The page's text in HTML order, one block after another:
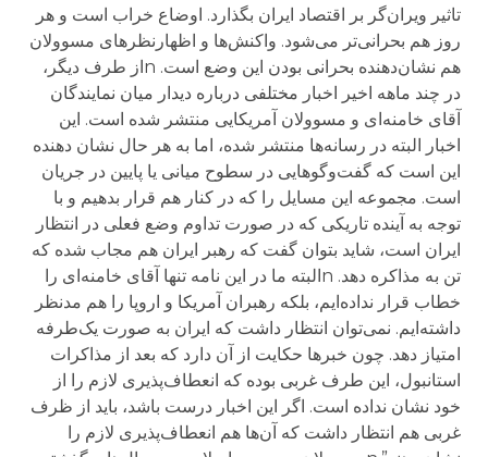
تاثیر ویران‌گر بر اقتصاد ایران بگذارد. اوضاع خراب است و هر
روز هم بحرانی‌تر می‌شود. واکنش‌ها و اظهارنظرهای مسوولان
هم نشان‌دهنده بحرانی بودن این وضع است. nاز طرف دیگر،
در چند ماهه اخیر اخبار مختلفی درباره دیدار میان نمایندگان
آقای خامنه‌ای و مسوولان آمریکایی منتشر شده است. این
اخبار البته در رسانه‌ها منتشر شده، اما به هر حال نشان دهنده
این است که گفت‌وگوهایی در سطوح میانی یا پایین در جریان
است. مجموعه این مسایل را که در کنار هم قرار بدهیم و با
توجه به آینده تاریکی که در صورت تداوم وضع فعلی در انتظار
ایران است، شاید بتوان گفت که رهبر ایران هم مجاب شده که
تن به مذاکره دهد. nالبته ما در این نامه تنها آقای خامنه‌ای را
خطاب قرار نداده‌ایم، بلکه رهبران آمریکا و اروپا را هم مدنظر
داشته‌ایم. نمی‌توان انتظار داشت که ایران به صورت یک‌طرفه
امتیاز دهد. چون خبرها حکایت از آن دارد که بعد از مذاکرات
استانبول، این طرف غربی بوده که انعطاف‌پذیری لازم را از
خود نشان نداده است. اگر این اخبار درست باشد، باید از ظرف
غربی هم انتظار داشت که آن‌ها هم انعطاف‌پذیری لازم را